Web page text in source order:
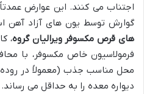
اجتناب می کنند. این عوارض
گوارش توسط یون های آزاد آهن
های قرص مکسوفر ویرالیان گروه،
فرمولاسیون خاص مکسوفر، با
محل مناسب جذب (معمولاً در
دیواره معده را به حداقل می